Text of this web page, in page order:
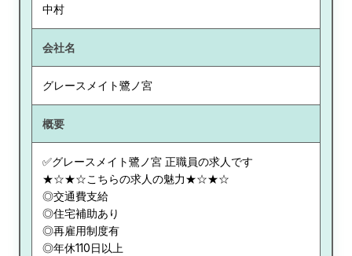
中村
会社名
グレースメイト鷺ノ宮
概要
✅グレースメイト鷺ノ宮 正職員の求人です
★☆★☆こちらの求人の魅力★☆★☆
◎交通費支給
◎住宅補助あり
◎再雇用制度有
◎年休110日以上